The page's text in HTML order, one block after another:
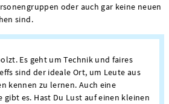
oder auch gar keine neuen
sind.
Es geht um Technik und faires
sind der ideale Ort, um Leute aus
kennen zu lernen. Auch eine
es. Hast Du Lust auf einen kleinen